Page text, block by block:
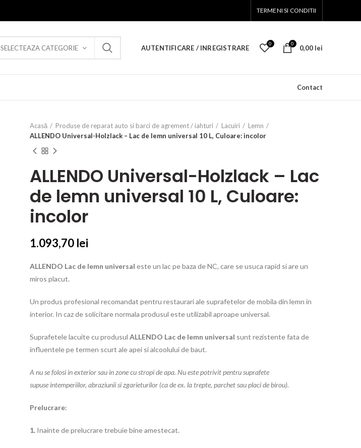
TERMENI SI CONDITII
SELECTEAZA CATEGORIE AUTENTIFICARE / INREGISTRARE
0 0
0,00 lei
Contact
Acasă Produse de reparat auto si barci de agrement / iahturi Lacuiri
Lemn
ALLENDO Universal-Holzlack – Lac de lemn universal 10 L, Culoare: incolor
ALLENDO Universal-Holzlack – Lac
de lemn universal 10 L, Culoare:
incolor
1.093,70 lei
ALLENDO Lac de lemn universal este un lac pe baza de NC, care se usuca rapid si are un
miros placut.
Un produs profesional recomandat pentru restaurari ale suprafetelor de mobila din lemn in
interior. In caz de solicitare normala produsul este utilizabil aproape universal.
Suprafetele lacuite cu produsul ALLENDO Lac de lemn universal sunt rezistente fata de
influentele pe termen scurt ale apei si alcoolului de baut.
A nu se folosi in exterior sau in zone cu stropi de apa. Nu este potrivit pentru suprafete
supuse intemperiilor, abraziunii si zgarieturilor (ca de ex. la trepte, parchet sau placi de birou).
Prelucrare:
1. Inainte de prelucrare trebuie bine amestecat.